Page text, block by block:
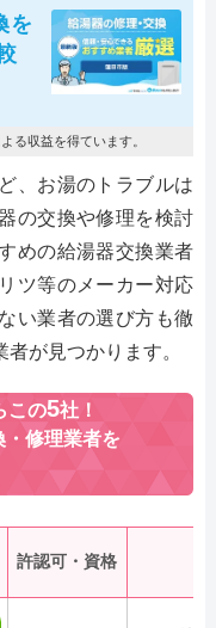
を
る収益を得ています。
、お湯のトラブルは
の交換や修理を検討
めの給湯器交換業者
ツ等のメーカー対応
い業者の選び方も徹
が見つかります。
この5社！
・修理業者を
許認可・資格